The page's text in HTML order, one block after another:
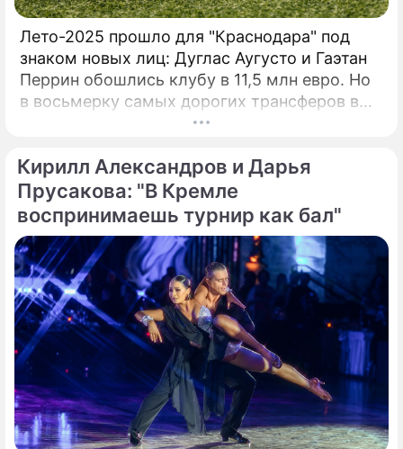
(ЕАDC), который с 2019 года объединил 15
стран, и сразу же в октябре этого года
провел первые чемпионаты в Китае (г.
Лето-2025 прошло для "Краснодара" под
знаком новых лиц: Дуглас Аугусто и Гаэтан
Перрин обошлись клубу в 11,5 млн евро. Но
в восьмерку самых дорогих трансферов в
истории "быков" эти сделки даже не попали.
действительно выкладывали внушительные
суммы.
Кирилл Александров и Дарья
Прусакова: "В Кремле
воспринимаешь турнир как бал"